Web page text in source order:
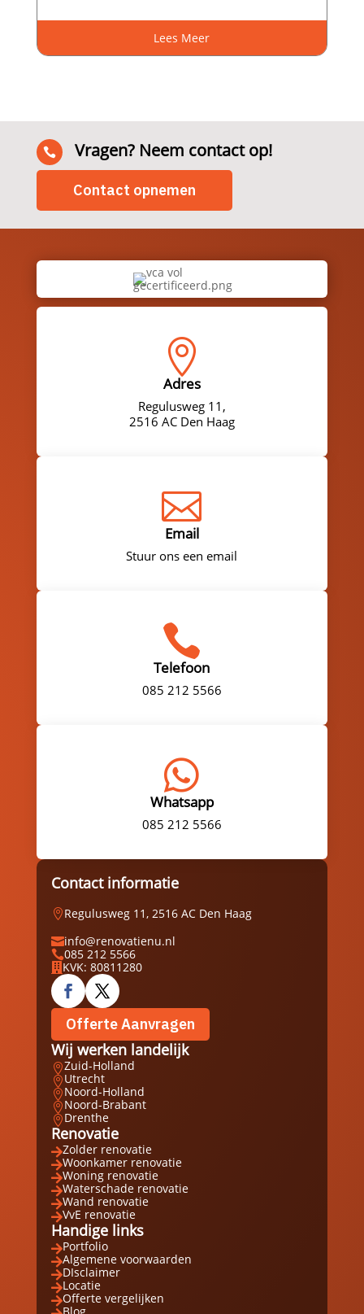
Lees Meer
 Vragen? Neem contact op!
Contact opnemen

Adres
Regulusweg 11,
2516 AC Den Haag

Email
Stuur ons een email

Telefoon
085 212 5566

Whatsapp
085 212 5566
Contact informatie
Regulusweg 11, 2516 AC Den Haag
info@renovatienu.nl
085 212 5566
 KVK: 80811280
Offerte Aanvragen
Wij werken landelijk
Zuid-Holland
Utrecht
Noord-Holland
Noord-Brabant
Drenthe
Renovatie
Zolder renovatie
Woonkamer renovatie
Woning renovatie
Waterschade renovatie
Wand renovatie
VvE renovatie
Handige links
Portfolio
Algemene voorwaarden
DIsclaimer
Locatie
Offerte vergelijken